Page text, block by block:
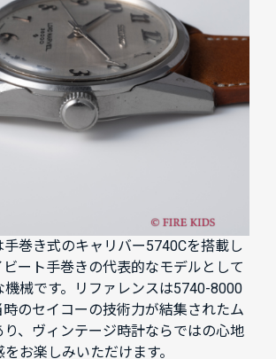
巻き式のキャリバー5740Cを搭載し
ート手巻きの代表的なモデルとして
機械です。リファレンスは5740-8000
時のセイコーの技術力が結集されたム
り、ヴィンテージ時計ならではの心地
お楽しみいただけます。